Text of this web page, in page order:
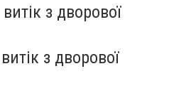
з дворової
з дворової